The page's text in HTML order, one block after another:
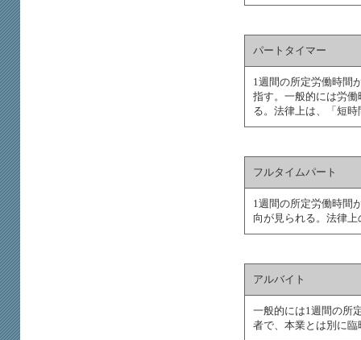
パートタイマー
1週間の所定労働時間
指す。一般的には労
る。法律上は、「短
フルタイムパート
1週間の所定労働時間
向が見られる。法律
アルバイト
一般的には1週間の所
者で、本業とは別に